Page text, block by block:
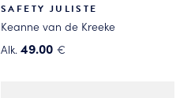
SAFETY JULISTE
Keanne van de Kreeke
Alk. 49.00 €